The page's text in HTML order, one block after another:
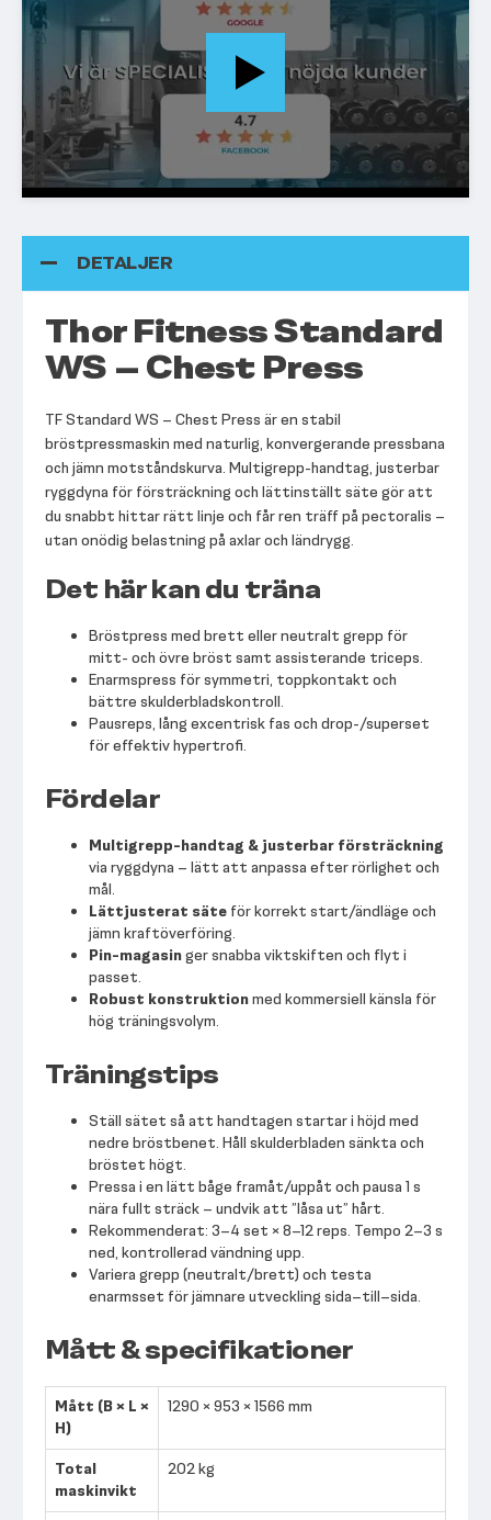
DETALJER
Thor Fitness Standard
WS – Chest Press
TF Standard WS – Chest Press är en stabil
bröstpressmaskin med naturlig, konvergerande pressbana
och jämn motståndskurva. Multigrepp-handtag, justerbar
ryggdyna för försträckning och lättinställt säte gör att
du snabbt hittar rätt linje och får ren träff på pectoralis –
utan onödig belastning på axlar och ländrygg.
Det här kan du träna
Bröstpress med brett eller neutralt grepp för
mitt- och övre bröst samt assisterande triceps.
Enarmspress för symmetri, toppkontakt och
bättre skulderbladskontroll.
Pausreps, lång excentrisk fas och drop-/superset
för effektiv hypertrofi.
Fördelar
Multigrepp-handtag & justerbar försträckning
via ryggdyna – lätt att anpassa efter rörlighet och
mål.
Lättjusterat säte för korrekt start/ändläge och
jämn kraftöverföring.
Pin-magasinger snabba viktskiften och flyt i
passet.
Robust konstruktionmed kommersiell känsla för
hög träningsvolym.
Träningstips
Ställ sätet så att handtagen startar i höjd med
nedre bröstbenet. Håll skulderbladen sänkta och
bröstet högt.
Pressa i en lätt båge framåt/uppåt och pausa 1 s
nära fullt sträck – undvik att ”låsa ut” hårt.
Rekommenderat: 3–4 set × 8–12 reps. Tempo 2–3 s
ned, kontrollerad vändning upp.
Variera grepp (neutralt/brett) och testa
enarmsset för jämnare utveckling sida–till–sida.
Mått & specifikationer
Mått (B × L ×
H)
1290 × 953 × 1566 mm
Total
maskinvikt
202 kg